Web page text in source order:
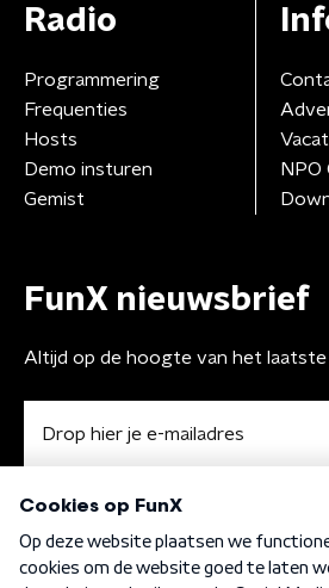
Radio
Programmering
Frequenties
Hosts
Demo insturen
Gemist
NPO
FunX nieuwsbrief
Altijd op de hoogte van het laatste